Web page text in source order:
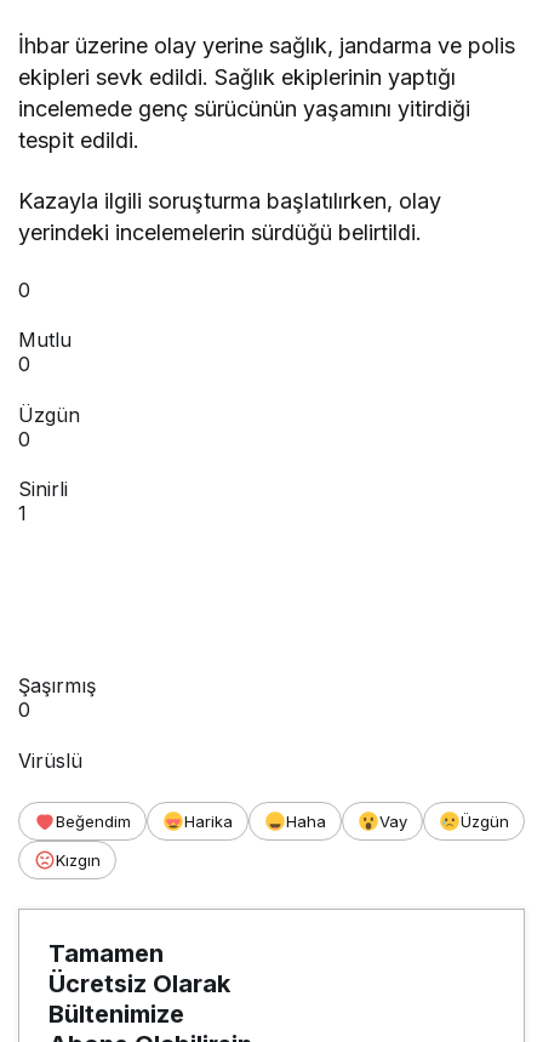
İhbar üzerine olay yerine sağlık, jandarma ve polis
ekipleri sevk edildi. Sağlık ekiplerinin yaptığı
incelemede genç sürücünün yaşamını yitirdiği
tespit edildi.
Kazayla ilgili soruşturma başlatılırken, olay
yerindeki incelemelerin sürdüğü belirtildi.
0
Mutlu
0
Üzgün
0
Sinirli
1
Şaşırmış
0
Virüslü
Beğendim Harika Haha Vay
Üzgün
Kızgın
Tamamen
Ücretsiz Olarak
Bültenimize